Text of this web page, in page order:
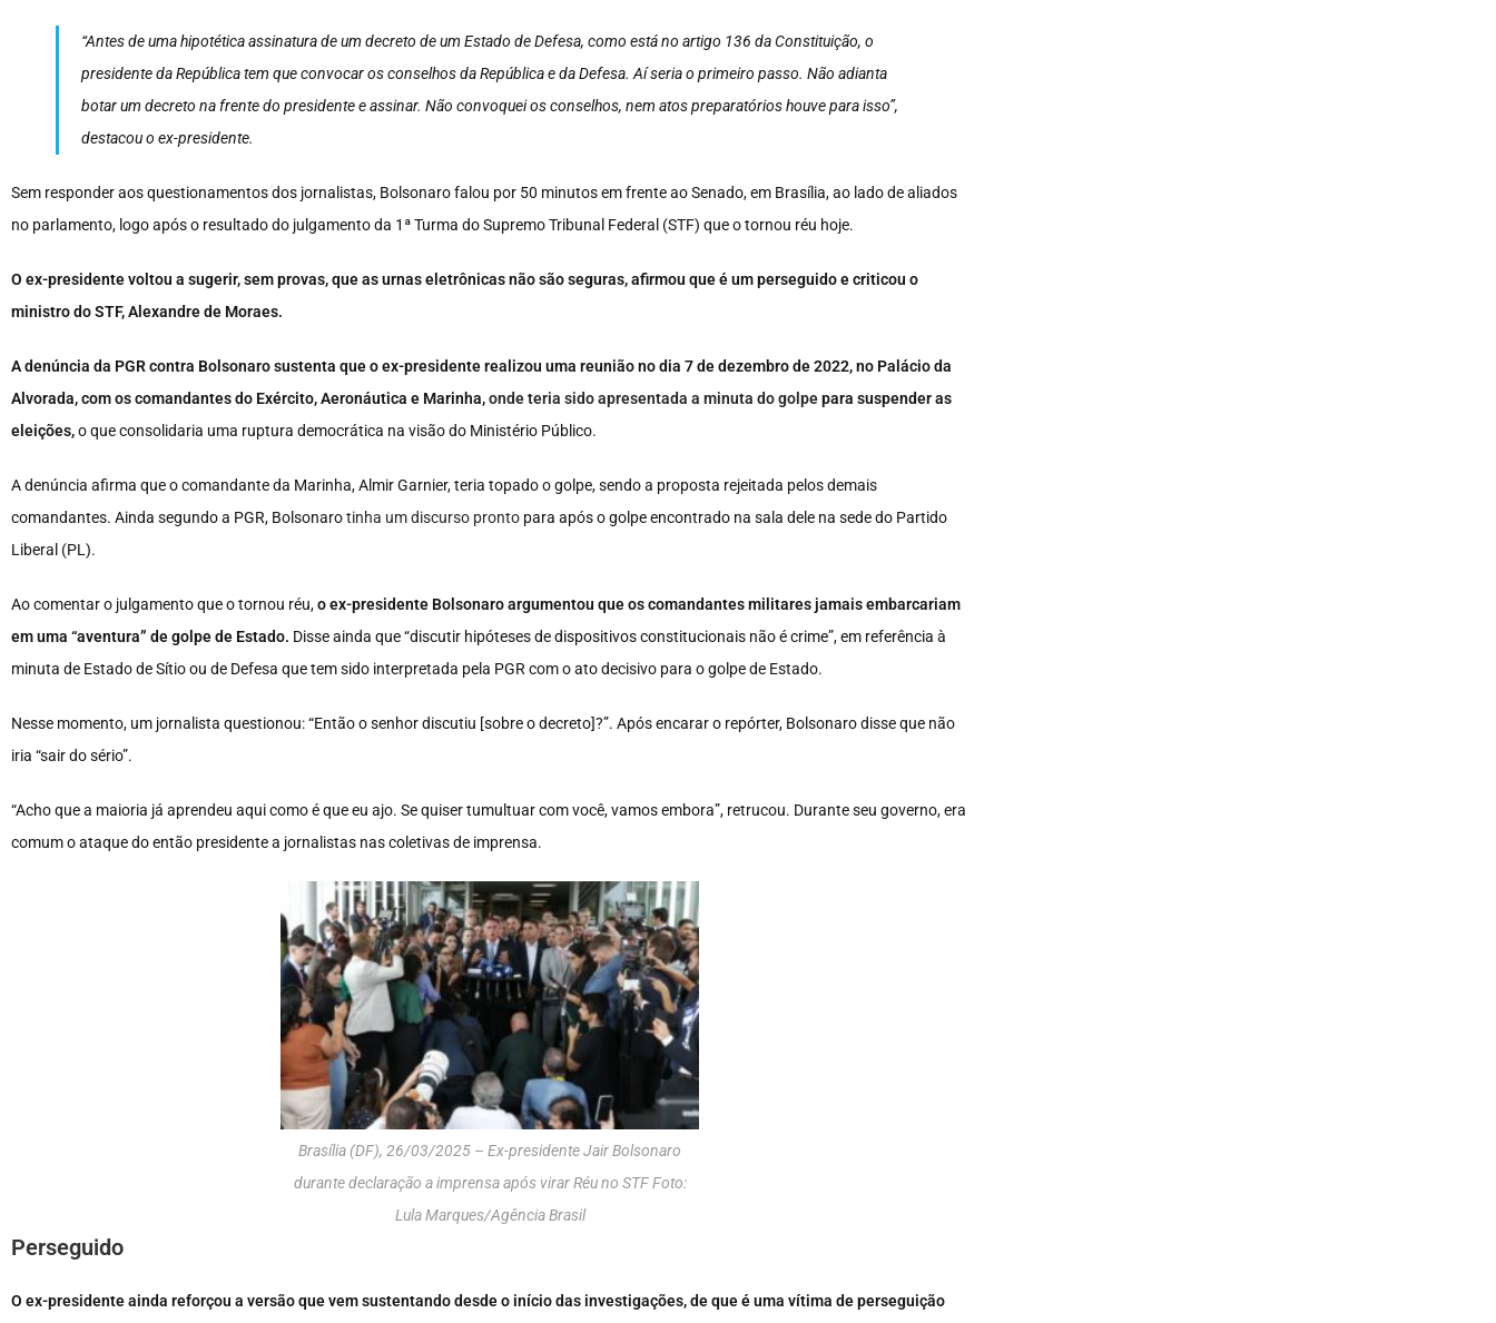
“Antes de uma hipotética assinatura de um decreto de um Estado de Defesa, como está no artigo 136 da Constituição, o
presidente da República tem que convocar os conselhos da República e da Defesa. Aí seria o primeiro passo. Não adianta
botar um decreto na frente do presidente e assinar. Não convoquei os conselhos, nem atos preparatórios houve para isso”,
destacou o ex-presidente.
Sem responder aos questionamentos dos jornalistas, Bolsonaro falou por 50 minutos em frente ao Senado, em Brasília, ao lado de aliados
no parlamento, logo após o resultado do julgamento da 1ª Turma do Supremo Tribunal Federal (STF) que o tornou réu hoje.
O ex-presidente voltou a sugerir, sem provas, que as urnas eletrônicas não são seguras, afirmou que é um perseguido e criticou o
ministro do STF, Alexandre de Moraes.
A denúncia da PGR contra Bolsonaro sustenta que o ex-presidente realizou uma reunião no dia 7 de dezembro de 2022, no Palácio da
Alvorada, com os comandantes do Exército, Aeronáutica e Marinha,onde teria sido apresentada a minuta do golpepara suspender as
eleições,o que consolidaria uma ruptura democrática na visão do Ministério Público.
A denúncia afirma que o comandante da Marinha, Almir Garnier, teria topado o golpe, sendo a proposta rejeitada pelos demais
comandantes. Ainda segundo a PGR, Bolsonarotinha um discurso pronto para após o golpe encontrado na sala dele na sede do Partido
Liberal (PL).
Ao comentar o julgamento que o tornou réu,o ex-presidente Bolsonaro argumentou que os comandantes militares jamais embarcariam
em uma “aventura” de golpe de Estado. Disse ainda que “discutir hipóteses de dispositivos constitucionais não é crime”, em referência à
minuta de Estado de Sítio ou de Defesa que tem sido interpretada pela PGR com o ato decisivo para o golpe de Estado.
Nesse momento, um jornalista questionou: “Então o senhor discutiu [sobre o decreto]?”. Após encarar o repórter, Bolsonaro disse que não
iria “sair do sério”.
“Acho que a maioria já aprendeu aqui como é que eu ajo. Se quiser tumultuar com você, vamos embora”, retrucou. Durante seu governo, era
comum o ataque do então presidente a jornalistas nas coletivas de imprensa.
Brasília (DF), 26/03/2025 – Ex-presidente Jair Bolsonaro
durante declaração a imprensa após virar Réu no STF Foto:
Lula Marques/Agência Brasil
Perseguido
O ex-presidente ainda reforçou a versão que vem sustentando desde o início das investigações, de que é uma vítima de perseguição